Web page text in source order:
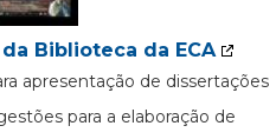
Biblioteca da ECA
apresentação de dissertações
para a elaboração de